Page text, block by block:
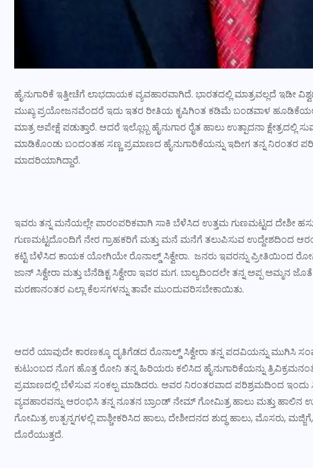
ಹೈನುಗಾರಿಕೆ ಇತ್ತೀಚೆಗೆ ಲಾಭದಾಯಕ ವ್ಯವಹಾರವಾಗಿದೆ. ಭಾರತದಲ್ಲಿ ಮಾತ್ರವಲ್ಲದೆ ಇಡೀ
ಮುಖ್ಯ ಪ್ರಯೋಜನವೆಂದರೆ ಇದು ಇತರ ರೀತಿಯ ಕೃಷಿಗಿಂತ ಕಡಿಮೆ ಬಂಡವಾಳ ಹೂಡಿಕೆಯಲ್ಲಿ
ಮಾತ್ರ ಅಪೇಕ್ಷೆ ಪಡುತ್ತಾರೆ. ಆದರೆ ಇಲ್ಲೊಬ್ಬ ಹೈನುಗಾರ ರೈತ ಹಾಲು ಉತ್ಪಾದನಾ
ಮಾಡಿಕೊಂಡು ಬಂದಂತಹ ಸಣ್ಣ ಪ್ರಮಾಣದ ಹೈನುಗಾರಿಕೆಯನ್ನು ಇದೀಗ ತನ್ನ ನಿರಂತರ
ಮಾದರಿಯಾಗಿದ್ದಾರೆ.
ಇವರು ತನ್ನ ಮನೆಯಲ್ಲೇ ಪಾರಂಪರಿಕವಾಗಿ ಸಾಕಿ ಬೆಳೆಸಿದ ಉತ್ತಮ ಗುಣಮಟ್ಟದ ದೇಶೀ
ಗುಣಮಟ್ಟದೊಂದಿಗೆ ನೇರ ಗ್ರಾಹಕರಿಗೆ ಮತ್ತು ಮನೆ ಮನೆಗೆ ತಲುಪಿಸುವ ಉದ್ದೇಶದಿಂದ
ಕಟ್ಟಿ ಬೆಳೆಸಿದ ಕಾಯಕ ಯೋಗಿಯೇ ರೊನಾಲ್ಡ್ ಸಿಕ್ವೇರಾ. ಜನರು ಇವರನ್ನು ಪ್ರೀತಿಯಿಂದ
ಜಾನ್ ಸಿಕ್ವೇರಾ ಮತ್ತು ಬೆನೆಡಿಕ್ಟ ಸಿಕ್ವೇರಾ ಇವರ ಮಗ. ಬಾಲ್ಯದಿಂದಲೇ ತನ್ನ ಅಪ್ಪ ಅಮ್ಮನ
ಮರಣಾನಂತರ ಎಲ್ಲಾ ಕೆಲಸಗಳನ್ನು ತಾವೇ ಮುಂದುವರಿಸಬೇಕಾಯಿತು.
ಆದರೆ ಯಾವುದೇ ಕಾರಣಕ್ಕೂ ದೃತಿಗೆಡದ ರೊನಾಲ್ಡ್ ಸಿಕ್ವೇರಾ ತನ್ನ ಪದವಿಯನ್ನು ಮುಗಿಸಿ
ಕುಟುಂಬದ ನೊಗ ಹೊತ್ತ ರೋನಿ ತನ್ನ ಹಿರಿಯರು ಕಲಿಸಿದ ಹೈನುಗಾರಿಕೆಯನ್ನು
ಪ್ರಮಾಣದಲ್ಲಿ ಬೆಳೆಸುವ ಸಂಕಲ್ಪ ಮಾಡಿದರು. ಅವರ ನಿರಂತರವಾದ ಪರಿಶ್ರಮದಿಂದ
ವ್ಯವಹಾರವನ್ನು ಆರಂಭಿಸಿ ತನ್ನ ನೂತನ ಬ್ರಾಂಡ್ ನೇಮ್ ಗೋಮಿತ್ರ ಹಾಲು ಮತ್ತು ಹಾಲಿನ
ಗೋಮಿತ್ರ ಉತ್ಪನ್ನಗಳಲ್ಲಿ ಪಾಶ್ಚೀಕರಿಸಿದ ಹಾಲು, ದೇಶೀದನದ ಶುದ್ಧ ಹಾಲು, ಮೊಸರು,
ದೊರೆಯುತ್ತದೆ.